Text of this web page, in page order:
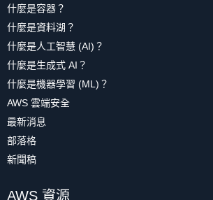
什麼是容器？
什麼是資料湖？
什麼是人工智慧 (AI)？
什麼是生成式 AI？
什麼是機器學習 (ML)？
AWS 雲端安全
最新消息
部落格
新聞稿
AWS 資源